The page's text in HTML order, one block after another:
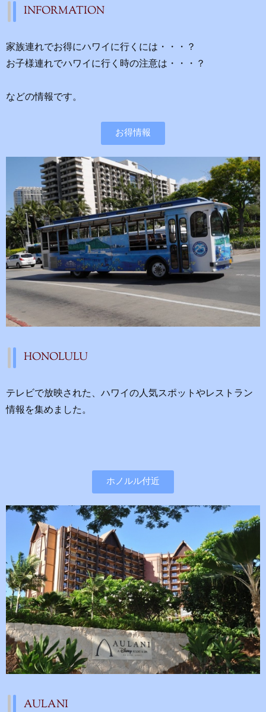
INFORMATION
家族連れでお得にハワイに行くには・・・？
お子様連れでハワイに行く時の注意は・・・？
などの情報です。
お得情報
HONOLULU
テレビで放映された、ハワイの人気スポットやレストラン
情報を集めました。
ホノルル付近
AULANI